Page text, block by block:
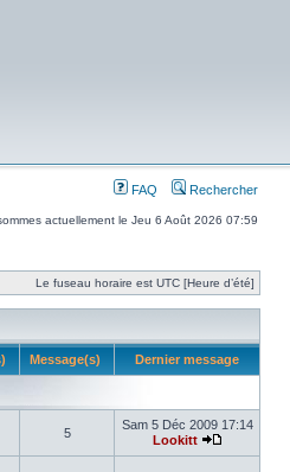
FAQ Rechercher
actuellement le Jeu 6 Août 2026 07:59
Le fuseau horaire est UTC [Heure d’été]
Message(s) Dernier message
5
Sam 5 Déc 2009 17:14
Lookitt